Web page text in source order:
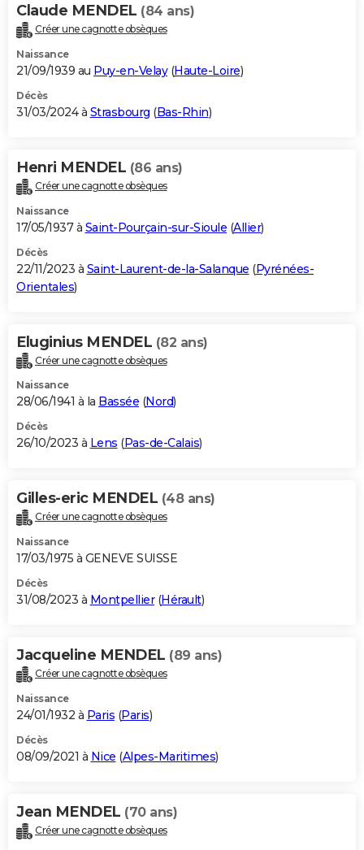
Claude MENDEL (84 ans)
Créer une cagnotte obsèques
Naissance
21/09/1939 au Puy-en-Velay(Haute-Loire)
Décès
31/03/2024 à Strasbourg (Bas-Rhin)
Henri MENDEL (86 ans)
Créer une cagnotte obsèques
Naissance
17/05/1937 à Saint-Pourçain-sur-Sioule (Allier)
Décès
22/11/2023 à Saint-Laurent-de-la-Salanque (Pyrénées-
Orientales)
Eluginius MENDEL (82 ans)
Créer une cagnotte obsèques
Naissance
28/06/1941 à la Bassée (Nord)
Décès
26/10/2023 à Lens (Pas-de-Calais)
Gilles-eric MENDEL (48 ans)
Créer une cagnotte obsèques
Naissance
17/03/1975 à GENEVE SUISSE
Décès
31/08/2023 à Montpellier(Hérault)
Jacqueline MENDEL (89 ans)
Créer une cagnotte obsèques
Naissance
24/01/1932 à Paris (Paris)
Décès
08/09/2021 à Nice (Alpes-Maritimes)
Jean MENDEL (70 ans)
Créer une cagnotte obsèques